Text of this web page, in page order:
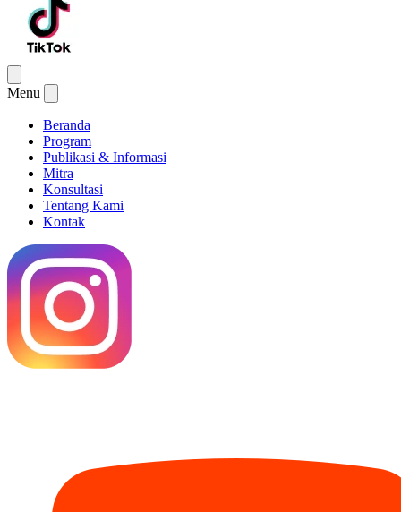
Menu
Beranda
Program
Publikasi & Informasi
Mitra
Konsultasi
Tentang Kami
Kontak